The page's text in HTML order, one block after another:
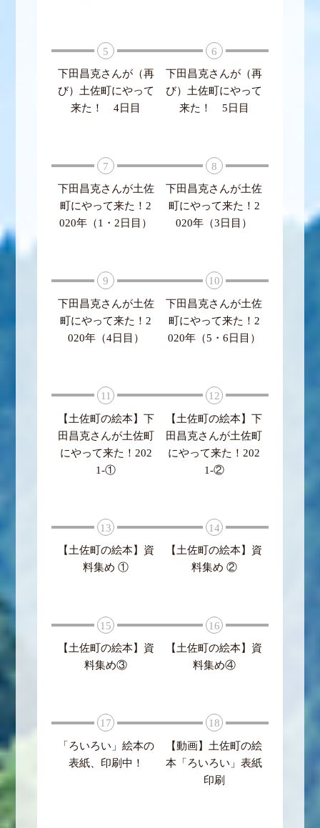
5
下田昌克さんが（再
び）土佐町にやって
来た！ 4日目
6
下田昌克さんが（再
び）土佐町にやって
来た！ 5日目
7
下田昌克さんが土佐
町にやって来た！2
020年（1・2日目）
8
下田昌克さんが土佐
町にやって来た！2
020年（3日目）
9
下田昌克さんが土佐
町にやって来た！2
020年（4日目）
10
下田昌克さんが土佐
町にやって来た！2
020年（5・6日目）
11
【土佐町の絵本】下
田昌克さんが土佐町
にやって来た！202
1-①
12
【土佐町の絵本】下
田昌克さんが土佐町
にやって来た！202
1-②
13
【土佐町の絵本】資
料集め ①
14
【土佐町の絵本】資
料集め ②
15
【土佐町の絵本】資
料集め③
16
【土佐町の絵本】資
料集め④
17
「ろいろい」絵本の
表紙、印刷中！
18
【動画】土佐町の絵
本「ろいろい」表紙
印刷